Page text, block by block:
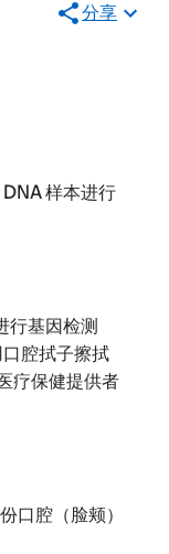
分享
样本进行
行基因检测
口腔拭子擦拭
疗保健提供者
口腔（脸颊）